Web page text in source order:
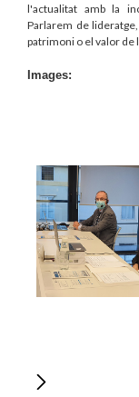
l'actualitat amb la
Parlarem de
patrimoni o el valor de
Images: